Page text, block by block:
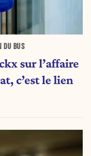
DU BUS
sur l’affaire
c’est le lien